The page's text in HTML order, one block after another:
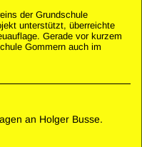
der Grundschule
unterstützt, überreichte
Gerade vor kurzem
Gommern auch im
an Holger Busse.